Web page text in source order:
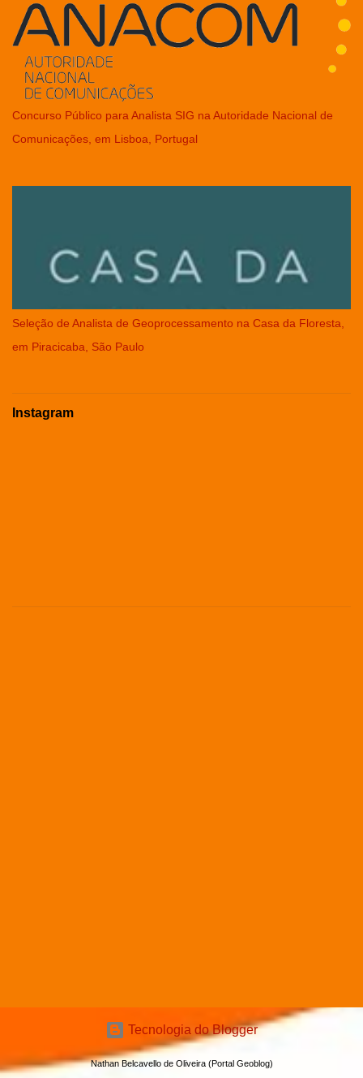
Concurso Público para Analista SIG na Autoridade Nacional de
Comunicações, em Lisboa, Portugal
Seleção de Analista de Geoprocessamento na Casa da Floresta,
em Piracicaba, São Paulo
Instagram
Tecnologia do Blogger
Nathan Belcavello de Oliveira (Portal Geoblog)